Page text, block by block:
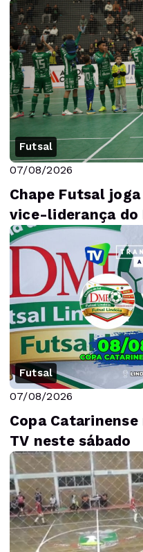
Futsal
07/08/2026
Chape Futsal
vice-liderança do
Futsal
07/08/2026
Copa
TV neste sábado